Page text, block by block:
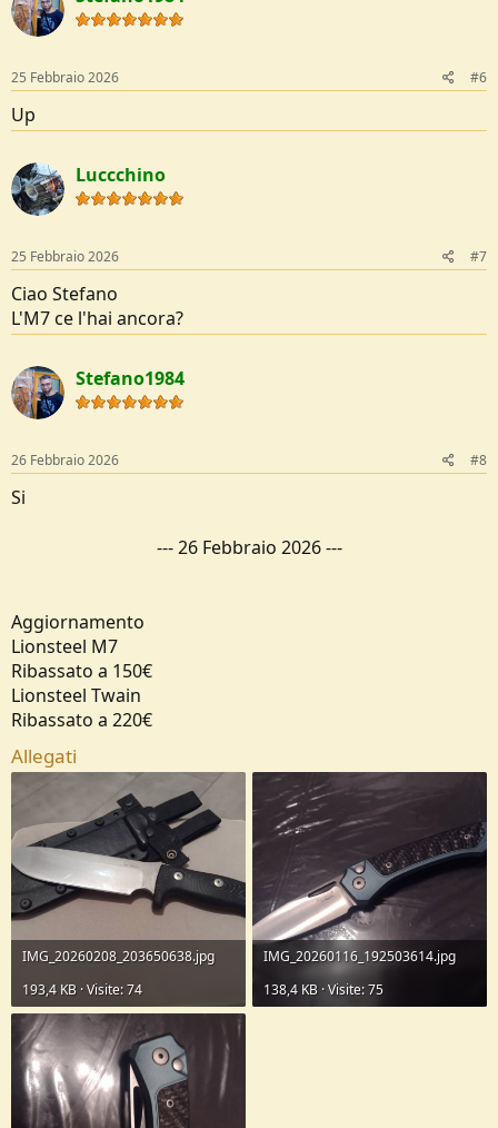
80€ spedito
Pagamento PayPal o bonifico
o
n
25 Febbraio 2026 #6
Up
Luccchino
25 Febbraio 2026 #7
Ciao Stefano
L'M7 ce l'hai ancora?
Stefano1984
26 Febbraio 2026 #8
Si
---26 Febbraio 2026---
Aggiornamento
Lionsteel M7
Ribassato a 150€
Lionsteel Twain
Ribassato a 220€
Allegati
IMG_20260208_203650638.jpg
193,4 KB · Visite: 74
IMG_20260116_192503614.jpg
138,4 KB · Visite: 75